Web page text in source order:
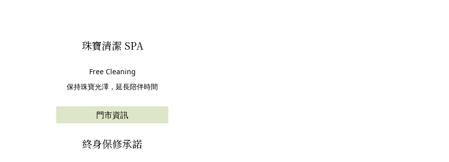
珠寶清潔 SPA
Free Cleaning
保持珠寶光澤，延長陪伴時間
門市資訊
終身保修承諾